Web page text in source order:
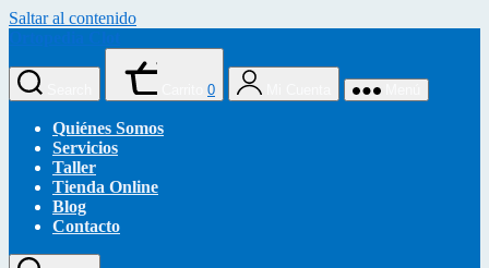
Saltar al contenido
0
Quiénes Somos
Servicios
Taller
Tienda Online
Blog
Contacto